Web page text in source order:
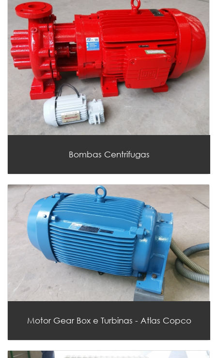
Bombas Centrifugas
Motor Gear Box e Turbinas - Atlas Copco